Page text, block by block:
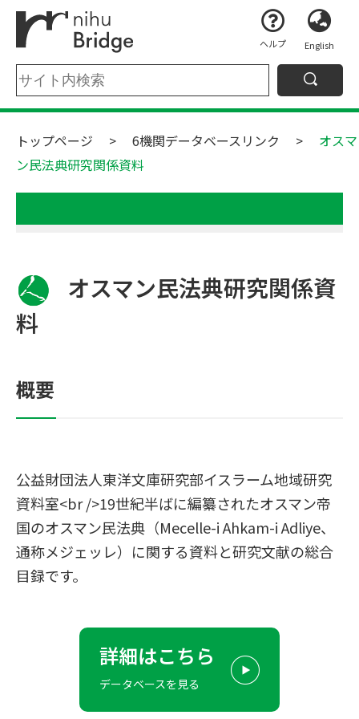
ヘルプ English
トップページ 6機関データベースリンク
オスマ
ン民法典研究関係資料
オスマン民法典研究関係資
料
概要
公益財団法人東洋文庫研究部イスラーム地域研究
資料室<br />19世紀半ばに編纂されたオスマン帝
国のオスマン民法典（Mecelle-i Ahkam-i Adliye、
通称メジェッレ）に関する資料と研究文献の総合
目録です。
詳細はこちら
データベースを見る